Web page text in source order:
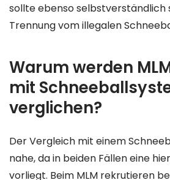
sollte ebenso selbstverständlich
Trennung vom illegalen
Warum werden
mit
verglichen?
Der Vergleich mit einem
nahe, da in beiden Fällen eine
vorliegt. Beim MLM rekrutieren